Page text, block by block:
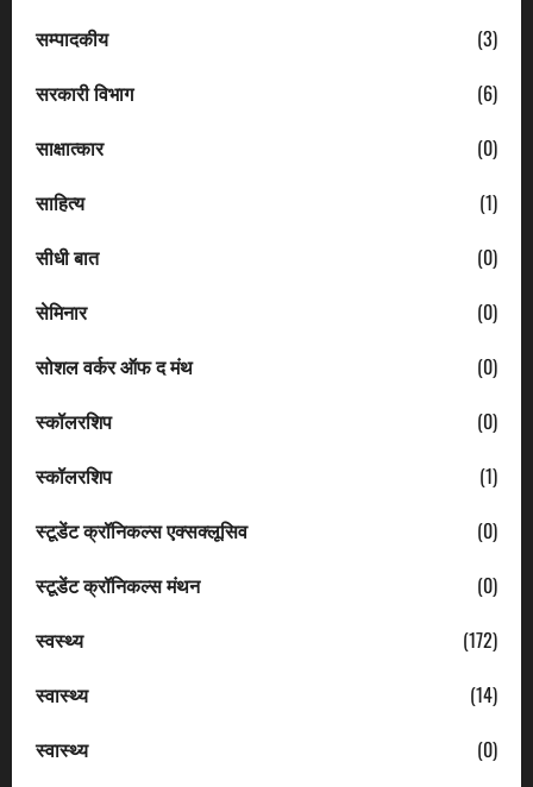
सम्पादकीय
(3)
सरकारी विभाग
(6)
साक्षात्कार
(0)
साहित्य
(1)
सीधी बात
(0)
सेमिनार
(0)
सोशल वर्कर ऑफ द मंथ
(0)
स्कॉलरशिप
(0)
स्कॉलरशिप
(1)
स्टूडेंट क्रॉनिकल्स एक्सक्लूसिव
(0)
स्टूडेंट क्रॉनिकल्स मंथन
(0)
स्वस्थ्य
(172)
स्वास्थ्य
(14)
स्वास्थ्य
(0)